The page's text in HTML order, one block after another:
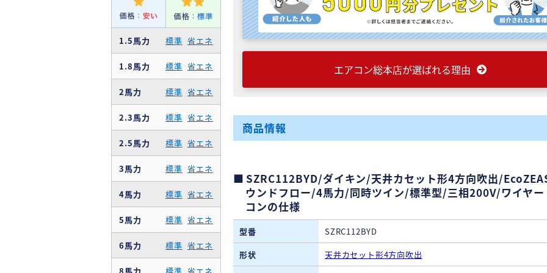
エアコン総本店が選ばれる理由
商品情報
SZRC112BYD/ダイキン/天井カセット形4方向吹出/
ウンドフロー/4馬力/同時ツイン/標準型/三相200V/ワイヤ
コンの仕様
型番
SZRC112BYD
形状
天井カセット形4方向吹出
1.5馬力 標準 省エネ
1.8馬力 標準 省エネ
2馬力 標準 省エネ
2.3馬力 標準 省エネ
2.5馬力 標準 省エネ
3馬力 標準 省エネ
4馬力 標準 省エネ
5馬力 標準 省エネ
6馬力 標準 省エネ